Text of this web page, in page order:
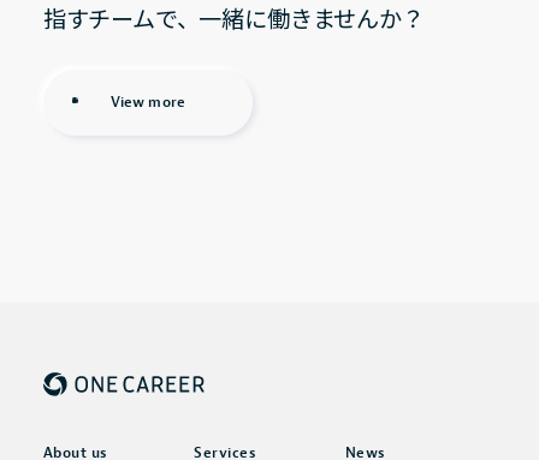
指すチームで、一緒に働きませんか？
View more
About us Services News